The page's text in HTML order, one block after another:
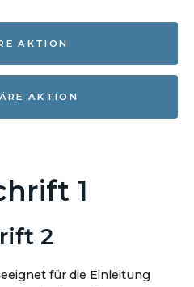
AKTION
AKTION
1
2
für die Einleitung